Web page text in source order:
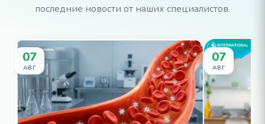
последние новости от наших специалистов.
07
АВГ
07
АВГ
Лечение
является